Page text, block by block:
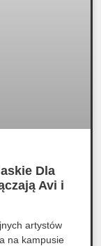
Dla
Avi i
artystów
na kampusie